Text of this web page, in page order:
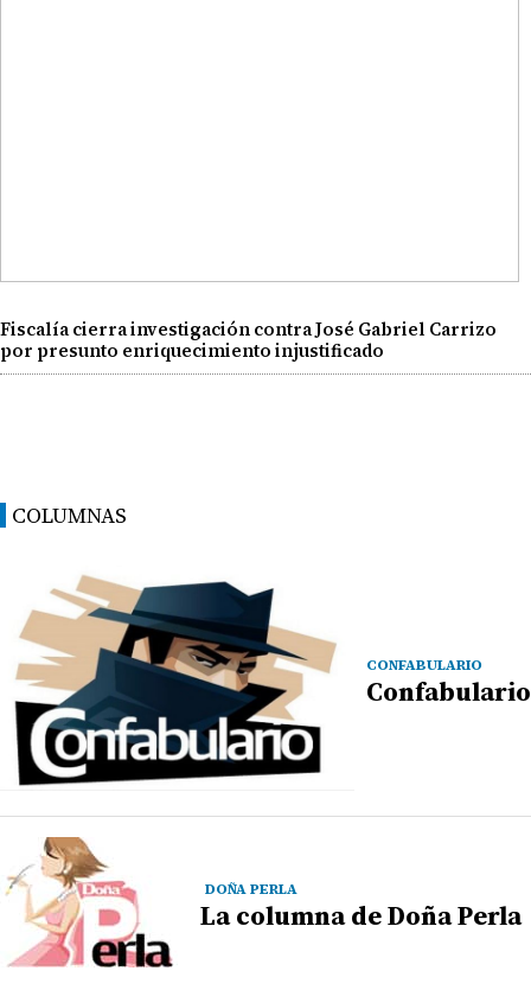
Fiscalía cierra investigación contra José Gabriel Carrizo
por presunto enriquecimiento injustificado
COLUMNAS
CONFABULARIO
Confabulario
DOÑA PERLA
La columna de Doña Perla